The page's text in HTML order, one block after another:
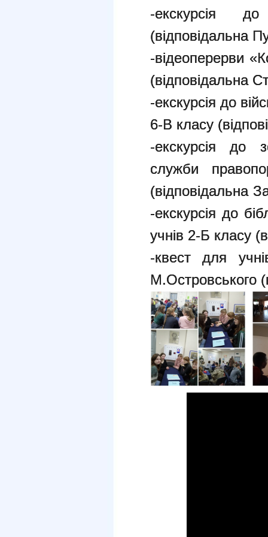
-екскурсія
(відповідальна
-відеоперерви
(відповідальна
-екскурсія до
6-В класу
-екскурсія до
служби
(відповідальна
-екскурсія до
учнів 2-Б класу
-квест для
М.Островського